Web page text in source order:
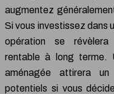
augmentez
Si vous investissez dans
opération se révèlera
rentable à long terme.
aménagée attirera un
potentiels si vous